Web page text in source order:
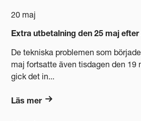
20 maj
Extra utbetalning den 25 maj
De tekniska problemen som
maj fortsatte även tisdagen den 19
gick det in...
Läs mer